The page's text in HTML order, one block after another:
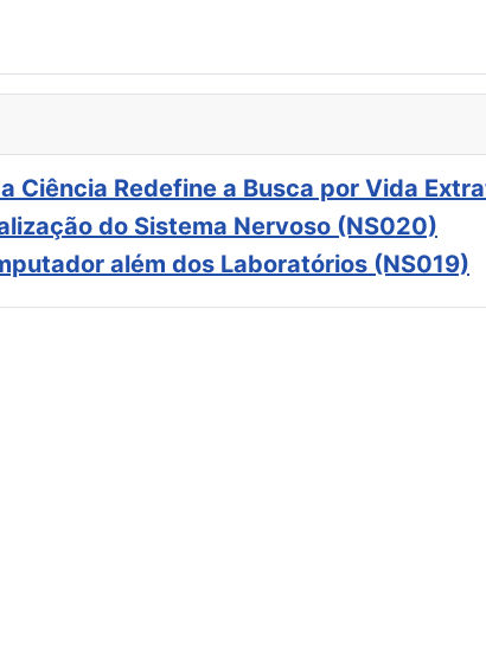
Ciência Redefine a Busca por Vida
do Sistema Nervoso (NS020)
além dos Laboratórios (NS019)